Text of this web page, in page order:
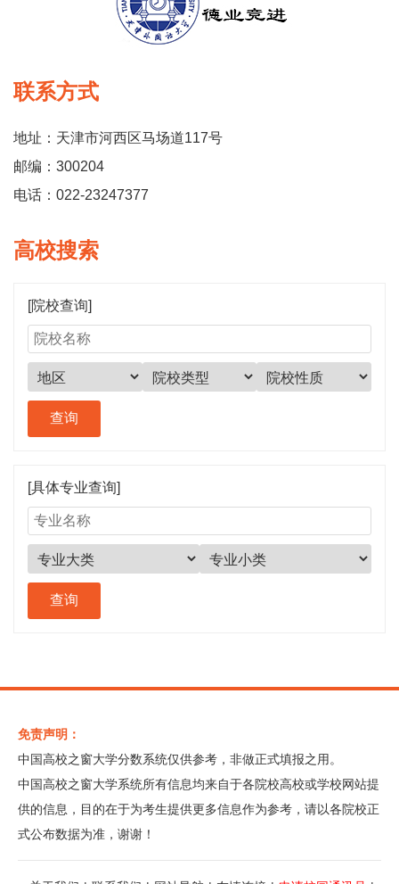
联系方式
地址：天津市河西区马场道117号
邮编：300204
电话：022-23247377
高校搜索
[院校查询]
[具体专业查询]
免责声明：
中国高校之窗大学分数系统仅供参考，非做正式填报之用。
中国高校之窗大学系统所有信息均来自于各院校高校或学校网站提
供的信息，目的在于为考生提供更多信息作为参考，请以各院校正
式公布数据为准，谢谢！